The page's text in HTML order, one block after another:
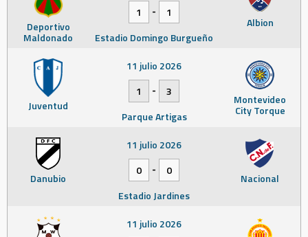
Deportivo
Maldonado
Albion
1
-
1
Estadio Domingo Burgueño
Juventud Montevideo
City Torque
11 julio 2026
1
-
3
Parque Artigas
Danubio Nacional
11 julio 2026
0
-
0
Estadio Jardines
11 julio 2026